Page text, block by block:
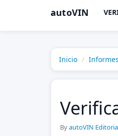
autoVIN
Inicio
ByautoVIN